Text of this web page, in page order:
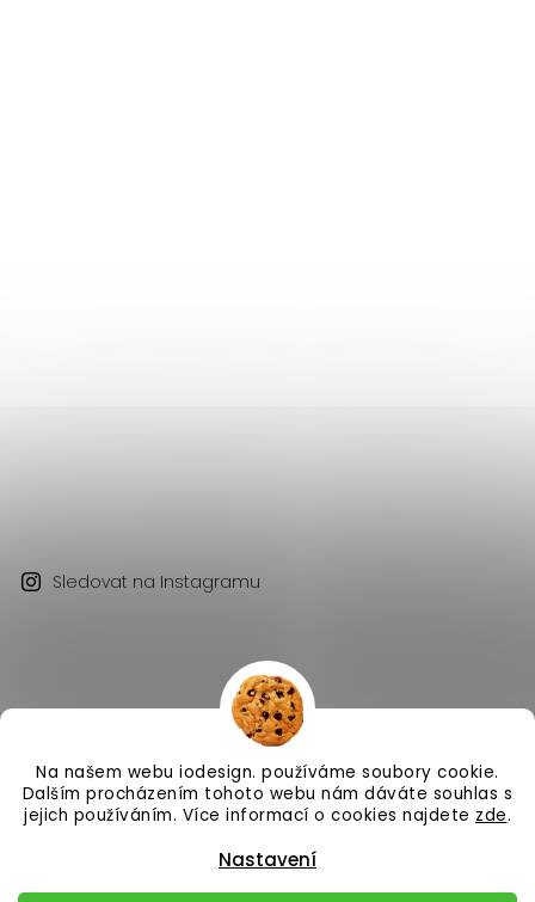
Na našem webu iodesign. používáme soubory cookie.
Dalším procházením tohoto webu nám dáváte souhlas s
jejich používáním. Více informací o cookies najdete zde.
Nastavení
Sledovat na Instagramu
Copyright 2026 iodesign. . Všechna práva vyhrazena.
Vytvořil Shoptet| DesignShoptak.cz